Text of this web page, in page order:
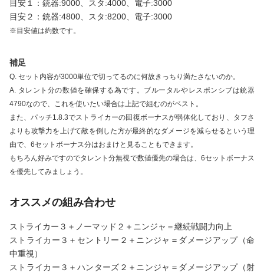
目安１：銃器:9000、スタ:4000、電子:3000
目安２：銃器:4800、スタ:8200、電子:3000
※目安値は約数です。
補足
Q. セット内容が3000単位で切ってるのに何故きっちり満たさないのか。
A. タレント分の数値を確保する為です。ブルータルやレスポンシブは銃器
4790なので、これを使いたい場合は上記で組むのがベスト。
また、パッチ1.8.3でストライカーの回復ボーナスが弱体化しており、タフさ
よりも攻撃力を上げて敵を倒した方が最終的なダメージを減らせるという理
由で、6セットボーナス分はおまけと見ることもできます。
もちろん好みですのでタレント分無視で数値優先の場合は、6セットボーナス
を優先してみましょう。
オススメの組み合わせ
ストライカー３＋ノーマッド２＋ニンジャ＝継続戦闘力向上
ストライカー３＋セントリー２＋ニンジャ＝ダメージアップ（命
中重視）
ストライカー３＋ハンターズ２＋ニンジャ＝ダメージアップ（射